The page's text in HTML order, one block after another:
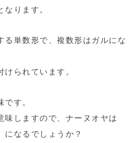
ります。
る単数形で、複数形はガルにな
られています。
す。
味しますので、ナーヌオヤは
になるでしょうか？